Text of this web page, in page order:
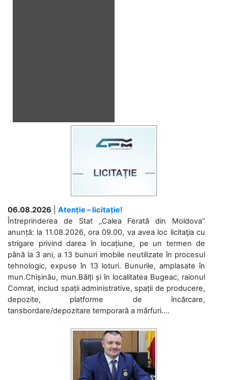
06.08.2026
Atenție – licitație!
Întreprinderea de Stat „Calea Ferată din Moldova”
anunță: la 11.08.2026, ora 09.00, va avea loc licitaţia cu
strigare privind darea în locațiune, pe un termen de
până la 3 ani, a 13 bunuri imobile neutilizate în procesul
tehnologic, expuse în 13 loturi. Bunurile, amplasate în
mun.Chișinău, mun.Bălți și în localitatea Bugeac, raionul
Comrat, includ spații administrative, spații de producere,
depozite, platforme de încărcare,
tansbordare/depozitare temporară a mărfuri....